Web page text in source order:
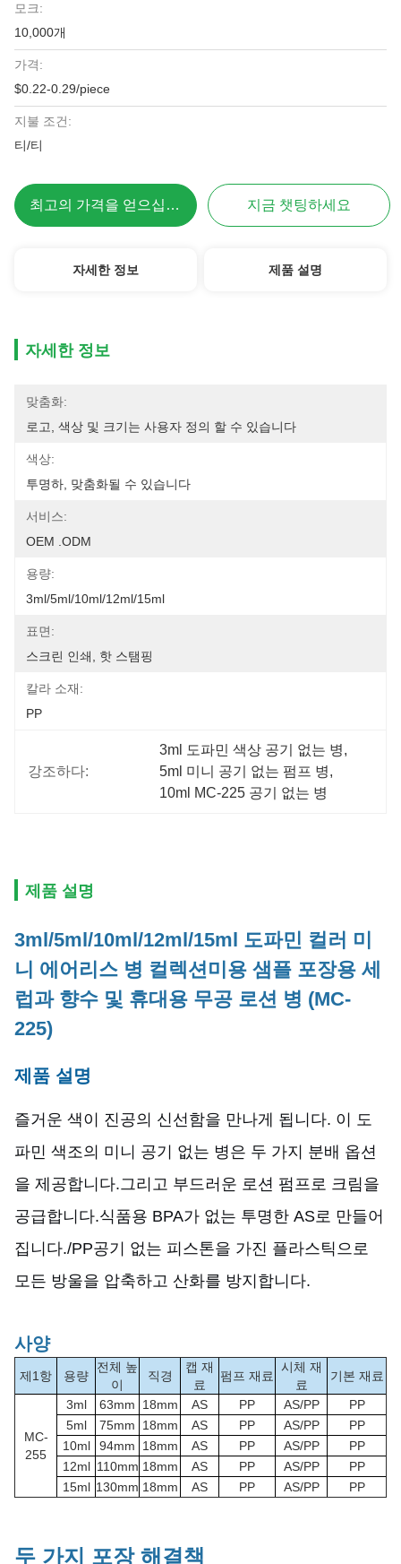
모크:
10,000개
가격:
$0.22-0.29/piece
지불 조건:
티/티
최고의 가격을 얻으십시오 지금 챗팅하세요
자세한 정보 제품 설명
자세한 정보
맞춤화:
로고, 색상 및 크기는 사용자 정의 할 수 있습니다
색상:
투명하, 맞춤화될 수 있습니다
서비스:
OEM .ODM
용량:
3ml/5ml/10ml/12ml/15ml
표면:
스크린 인쇄, 핫 스탬핑
칼라 소재:
PP
강조하다:
3ml 도파민 색상 공기 없는 병,
5ml 미니 공기 없는 펌프 병,
10ml MC-225 공기 없는 병
제품 설명
3ml/5ml/10ml/12ml/15ml 도파민 컬러 미
니 에어리스 병 컬렉션미용 샘플 포장용 세
럽과 향수 및 휴대용 무공 로션 병 (MC-
225)
제품 설명
즐거운 색이 진공의 신선함을 만나게 됩니다. 이 도
파민 색조의 미니 공기 없는 병은 두 가지 분배 옵션
을 제공합니다.그리고 부드러운 로션 펌프로 크림을
공급합니다.식품용 BPA가 없는 투명한 AS로 만들어
집니다./PP공기 없는 피스톤을 가진 플라스틱으로
모든 방울을 압축하고 산화를 방지합니다.
사양
제1항 용량
전체 높
이
직경
캡 재
료
펌프 재료
시체 재
료
기본 재료
MC-
255
3ml 63mm 18mm AS PP AS/PP
PP
5ml
75mm 18mm AS PP AS/PP
PP
10ml
94mm 18mm AS PP AS/PP
PP
12ml 110mm 18mm AS PP AS/PP
PP
15ml 130mm 18mm AS PP AS/PP PP
두 가지 포장 해결책